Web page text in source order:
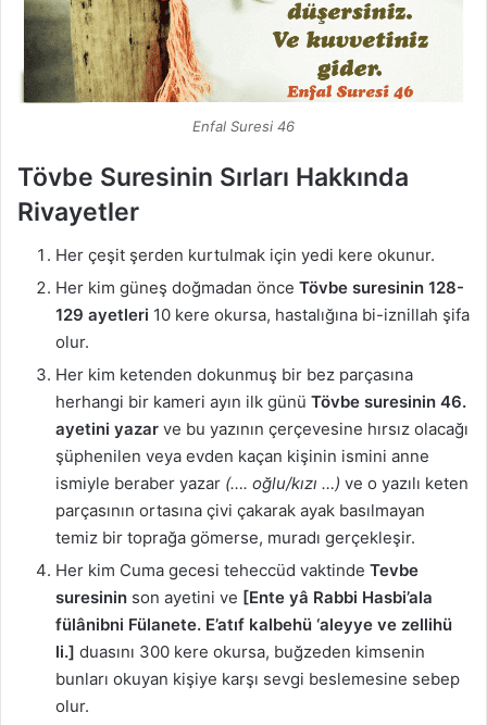
Enfal Suresi 46
Tövbe Suresinin Sırları Hakkında
Rivayetler
Her çeşit şerden kurtulmak için yedi kere okunur.
Her kim güneş doğmadan önce Tövbe suresinin 128-
129 ayetleri 10 kere okursa, hastalığına bi-iznillah şifa
olur.
Her kim ketenden dokunmuş bir bez parçasına
herhangi bir kameri ayın ilk günü Tövbe suresinin 46.
ayetini yazar ve bu yazının çerçevesine hırsız olacağı
şüphenilen veya evden kaçan kişinin ismini anne
ismiyle beraber yazar (…. oğlu/kızı …) ve o yazılı keten
parçasının ortasına çivi çakarak ayak basılmayan
temiz bir toprağa gömerse, muradı gerçekleşir.
Her kim Cuma gecesi teheccüd vaktinde Tevbe
suresinin son ayetini ve [Ente yâ Rabbi Hasbi’ala
fülânibni Fülanete. E’atıf kalbehü ‘aleyye ve zellihü
li.] duasını 300 kere okursa, buğzeden kimsenin
bunları okuyan kişiye karşı sevgi beslemesine sebep
olur.